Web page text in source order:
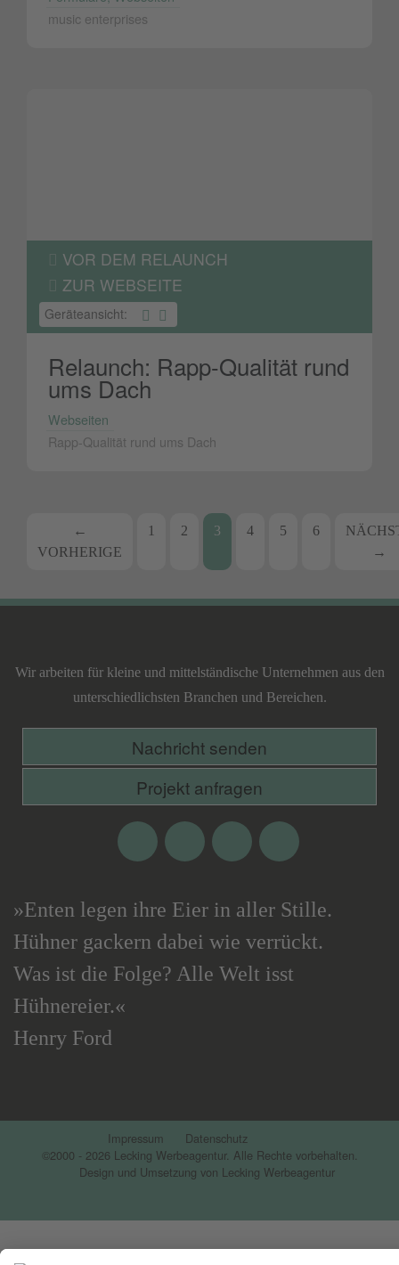
music enterprises
VOR DEM RELAUNCH
ZUR WEBSEITE
Geräteansicht:
Relaunch: Rapp-Qualität rund
ums Dach
Webseiten
Rapp-Qualität rund ums Dach
Beitrags-
←
VORHERIGE
1 2 3 4 5 6
→
Werbeagentur
Wir arbeiten für kleine und mittelständische Unternehmen aus den
unterschiedlichsten Branchen und Bereichen.
Nachricht senden
Projekt anfragen
FacebookGoogle
Plus
Twitter Xing
»Enten legen ihre Eier in aller Stille.
Hühner gackern dabei wie verrückt.
Was ist die Folge? Alle Welt isst
Hühnereier.«
Henry Ford
Impressum
Datenschutz
©2000 - 2026 Lecking Werbeagentur. Alle Rechte vorbehalten.
Design und Umsetzung von Lecking Werbeagentur